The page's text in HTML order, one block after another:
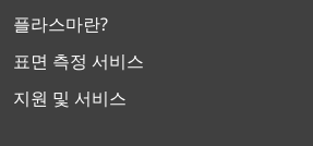
플라스마란?
표면 측정 서비스
지원 및 서비스